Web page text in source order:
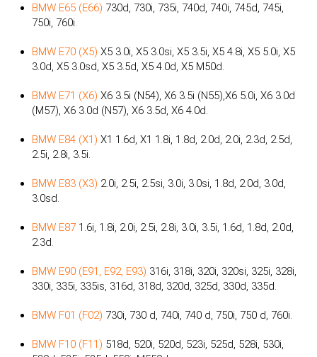
BMW E65 (E66) 730d, 730i, 735i, 740d, 740i, 745d, 745i,
750i, 760i.
BMW E70 (X5) X5 3.0i, X5 3.0si, X5 3.5i, X5 4.8i, X5 5.0i, X5
3.0d, X5 3.0sd, X5 3.5d, X5 4.0d, X5 M50d.
BMW E71 (X6) X6 3.5i (N54), X6 3.5i (N55),X6 5.0i, X6 3.0d
(M57), X6 3.0d (N57), X6 3.5d, X6 4.0d.
BMW E84 (X1) X1 1.6d, X1 1.8i, 1.8d, 2.0d, 2.0i, 2.3d, 2.5d,
2.5i, 2.8i, 3.5i.
BMW E83 (X3) 2.0i, 2.5i, 2.5si, 3.0i, 3.0si, 1.8d, 2.0d, 3.0d,
3.0sd.
BMW E87 1.6i, 1.8i, 2.0i, 2.5i, 2.8i, 3.0i, 3.5i, 1.6d, 1.8d, 2.0d,
2.3d.
BMW E90 (E91, E92, E93) 316i, 318i, 320i, 320si, 325i, 328i,
330i, 335i, 335is, 316d, 318d, 320d, 325d, 330d, 335d.
BMW F01 (F02) 730i, 730 d, 740i, 740 d, 750i, 750 d, 760i.
BMW F10 (F11) 518d, 520i, 520d, 523i, 525d, 528i, 530i,